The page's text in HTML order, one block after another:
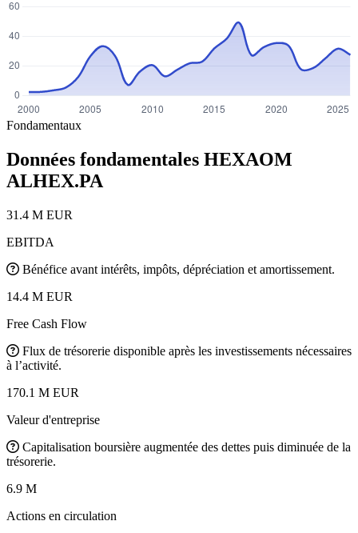
Fondamentaux
Données fondamentales HEXAOM
ALHEX.PA
31.4 M EUR
EBITDA
Bénéfice avant intérêts, impôts, dépréciation et amortissement.
14.4 M EUR
Free Cash Flow
Flux de trésorerie disponible après les investissements nécessaires
à l’activité.
170.1 M EUR
Valeur d'entreprise
Capitalisation boursière augmentée des dettes puis diminuée de la
trésorerie.
6.9 M
Actions en circulation